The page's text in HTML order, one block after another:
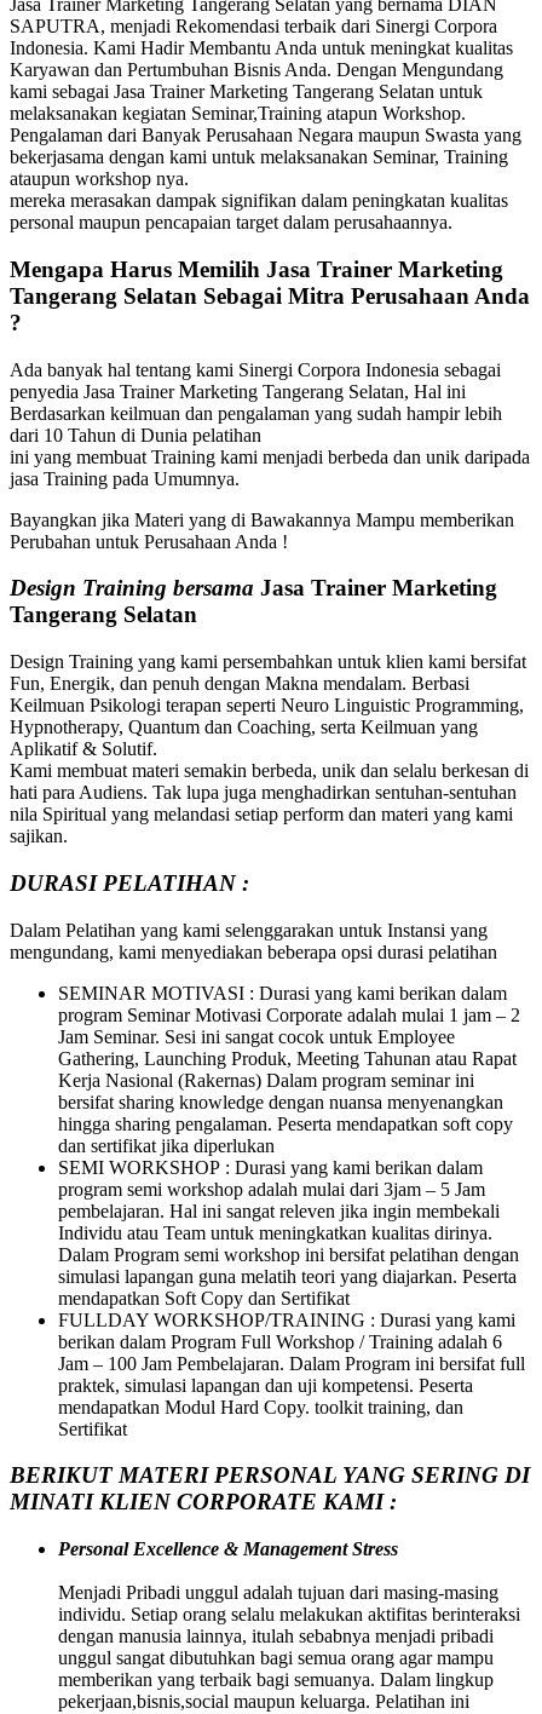
Jasa Trainer Marketing Tangerang Selatan yang bernama DIAN
SAPUTRA, menjadi Rekomendasi terbaik dari Sinergi Corpora
Indonesia. Kami Hadir Membantu Anda untuk meningkat kualitas
Karyawan dan Pertumbuhan Bisnis Anda. Dengan Mengundang
kami sebagai Jasa Trainer Marketing Tangerang Selatan untuk
melaksanakan kegiatan Seminar,Training atapun Workshop.
Pengalaman dari Banyak Perusahaan Negara maupun Swasta yang
bekerjasama dengan kami untuk melaksanakan Seminar, Training
ataupun workshop nya.
mereka merasakan dampak signifikan dalam peningkatan kualitas
personal maupun pencapaian target dalam perusahaannya.
Mengapa Harus Memilih Jasa Trainer Marketing
Tangerang Selatan Sebagai Mitra Perusahaan Anda
?
Ada banyak hal tentang kami Sinergi Corpora Indonesia sebagai
penyedia Jasa Trainer Marketing Tangerang Selatan, Hal ini
Berdasarkan keilmuan dan pengalaman yang sudah hampir lebih
dari 10 Tahun di Dunia pelatihan
ini yang membuat Training kami menjadi berbeda dan unik daripada
jasa Training pada Umumnya.
Bayangkan jika Materi yang di Bawakannya Mampu memberikan
Perubahan untuk Perusahaan Anda !
Design Training bersama Jasa Trainer Marketing
Tangerang Selatan
Design Training yang kami persembahkan untuk klien kami bersifat
Fun, Energik, dan penuh dengan Makna mendalam. Berbasi
Keilmuan Psikologi terapan seperti Neuro Linguistic Programming,
Hypnotherapy, Quantum dan Coaching, serta Keilmuan yang
Aplikatif & Solutif.
Kami membuat materi semakin berbeda, unik dan selalu berkesan di
hati para Audiens. Tak lupa juga menghadirkan sentuhan-sentuhan
nila Spiritual yang melandasi setiap perform dan materi yang kami
sajikan.
DURASI PELATIHAN :
Dalam Pelatihan yang kami selenggarakan untuk Instansi yang
mengundang, kami menyediakan beberapa opsi durasi pelatihan
SEMINAR MOTIVASI : Durasi yang kami berikan dalam
program Seminar Motivasi Corporate adalah mulai 1 jam – 2
Jam Seminar. Sesi ini sangat cocok untuk Employee
Gathering, Launching Produk, Meeting Tahunan atau Rapat
Kerja Nasional (Rakernas) Dalam program seminar ini
bersifat sharing knowledge dengan nuansa menyenangkan
hingga sharing pengalaman. Peserta mendapatkan soft copy
dan sertifikat jika diperlukan
SEMI WORKSHOP : Durasi yang kami berikan dalam
program semi workshop adalah mulai dari 3jam – 5 Jam
pembelajaran. Hal ini sangat releven jika ingin membekali
Individu atau Team untuk meningkatkan kualitas dirinya.
Dalam Program semi workshop ini bersifat pelatihan dengan
simulasi lapangan guna melatih teori yang diajarkan. Peserta
mendapatkan Soft Copy dan Sertifikat
FULLDAY WORKSHOP/TRAINING : Durasi yang kami
berikan dalam Program Full Workshop / Training adalah 6
Jam – 100 Jam Pembelajaran. Dalam Program ini bersifat full
praktek, simulasi lapangan dan uji kompetensi. Peserta
mendapatkan Modul Hard Copy. toolkit training, dan
Sertifikat
BERIKUT MATERI PERSONAL YANG SERING DI
MINATI KLIEN CORPORATE KAMI :
Personal Excellence & Management Stress
Menjadi Pribadi unggul adalah tujuan dari masing-masing
individu. Setiap orang selalu melakukan aktifitas berinteraksi
dengan manusia lainnya, itulah sebabnya menjadi pribadi
unggul sangat dibutuhkan bagi semua orang agar mampu
memberikan yang terbaik bagi semuanya. Dalam lingkup
pekerjaan,bisnis,social maupun keluarga. Pelatihan ini